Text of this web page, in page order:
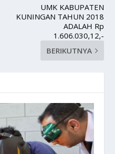
UMK KABUPATEN
KUNINGAN TAHUN 2018
ADALAH Rp
1.606.030,12,-
BERIKUTNYA